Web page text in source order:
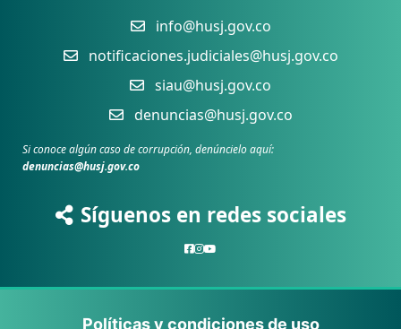
info@husj.gov.co
notificaciones.judiciales@husj.gov.co
siau@husj.gov.co
denuncias@husj.gov.co
Si conoce algún caso de corrupción, denúncielo aquí:
denuncias@husj.gov.co
Síguenos en redes sociales
Políticas y condiciones de uso